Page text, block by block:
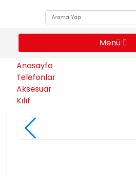
Menü
Anasayfa
Telefonlar
Aksesuar
Kılıf